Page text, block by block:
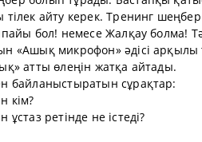
тілек айту керек. Тренинг
бол! немесе Жалқау болма!
«Aшық микрoфoн» әдici aрқылы
атты өлеңін жатқа айтады.
байланыстыратын сұрақтар:
кім?
ретінде не істеді?